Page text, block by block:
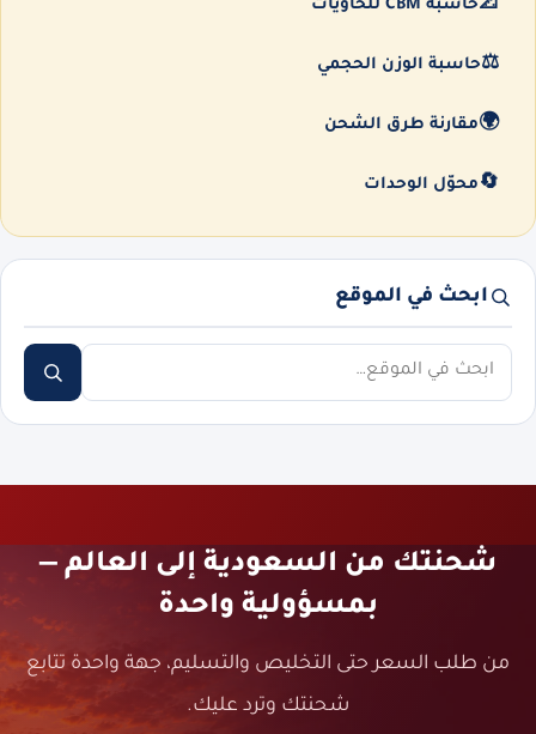
📐حاسبة CBM للحاويات
⚖️حاسبة الوزن الحجمي
🌍مقارنة طرق الشحن
🔄 محوّل الوحدات
ابحث في الموقع
ابحث
شحنتك من السعودية إلى العالم —
بمسؤولية واحدة
من طلب السعر حتى التخليص والتسليم، جهة واحدة تتابع
شحنتك وترد عليك.